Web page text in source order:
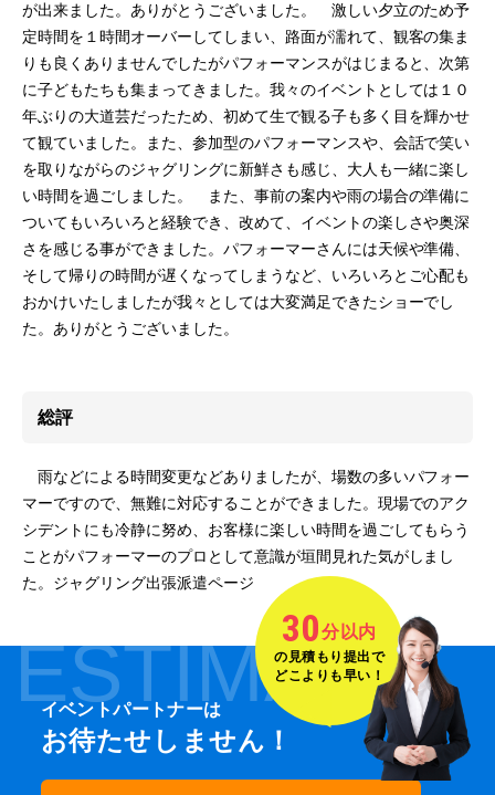
が出来ました。ありがとうございました。 激しい夕立のため予
定時間を１時間オーバーしてしまい、路面が濡れて、観客の集ま
りも良くありませんでしたがパフォーマンスがはじまると、次第
に子どもたちも集まってきました。我々のイベントとしては１０
年ぶりの大道芸だったため、初めて生で観る子も多く目を輝かせ
て観ていました。また、参加型のパフォーマンスや、会話で笑い
を取りながらのジャグリングに新鮮さも感じ、大人も一緒に楽し
い時間を過ごしました。 また、事前の案内や雨の場合の準備に
ついてもいろいろと経験でき、改めて、イベントの楽しさや奥深
さを感じる事ができました。パフォーマーさんには天候や準備、
そして帰りの時間が遅くなってしまうなど、いろいろとご心配も
おかけいたしましたが我々としては大変満足できたショーでし
た。ありがとうございました。
総評
雨などによる時間変更などありましたが、場数の多いパフォー
マーですので、無難に対応することができました。現場でのアク
シデントにも冷静に努め、お客様に楽しい時間を過ごしてもらう
ことがパフォーマーのプロとして意識が垣間見れた気がしまし
た。ジャグリング出張派遣ページ
ESTIMATE
イベントパートナーは
お待たせしません！
30分以内
の見積もり提出で
どこよりも早い！